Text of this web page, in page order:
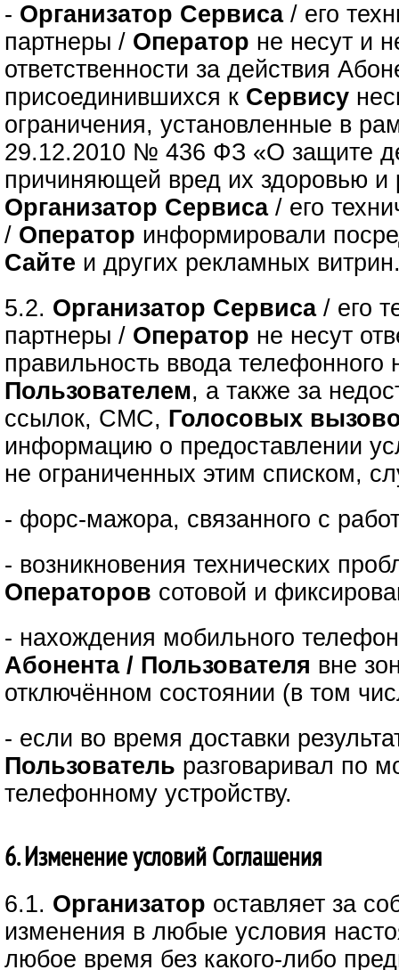
- Организатор Сервиса/ его
партнеры / Оператор не несут и
ответственности за действия
присоединившихся к Сервису
ограничения, установленные в
29.12.2010 № 436 ФЗ «О защите
причиняющей вред их здоровью и
Организатор Сервиса/ его
/ Оператор информировали
Сайте и других рекламных
5.2. Организатор Сервиса/ его
партнеры / Оператор не несут
правильность ввода телефонного
Пользователем, а также за
ссылок, СМС, Голосовых
информацию о предоставлении
не ограниченных этим списком,
- форс-мажора, связанного с
- возникновения технических
Операторов сотовой и
- нахождения мобильного
Абонента / Пользователя вне
отключённом состоянии (в том
- если во время доставки
Пользователь разговаривал по
телефонному устройству.
6. Изменение условий Соглашения
6.1. Организатор оставляет за
изменения в любые условия
любое время без какого-либо